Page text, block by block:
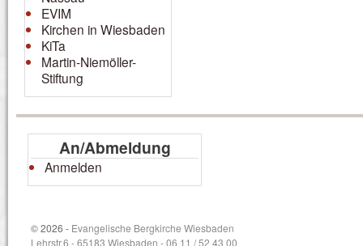
EVIM
Kirchen in Wiesbaden
KiTa
Martin-Niemöller-
Stiftung
An/Abmeldung
Anmelden
© 2026 - Evangelische Bergkirche Wiesbaden
Lehrstr.6 - 65183 Wiesbaden - 06 11 / 52 43 00